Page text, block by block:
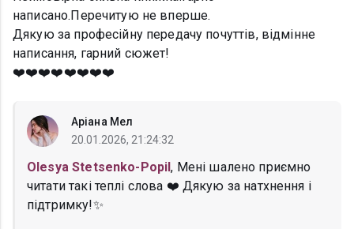
написано.Перечитую не вперше.
Дякую за професійну передачу почуттів, відмінне
написання, гарний сюжет!
❤️❤️❤️❤️❤️❤️❤️❤️
Аріана Мел
20.01.2026, 21:24:32
Olesya Stetsenko-Popil, Мені шалено приємно
читати такі теплі слова ❤️ Дякую за натхнення і
підтримку!✨